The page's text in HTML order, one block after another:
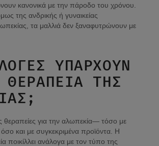
κανονικά με την πάροδο του χρόνου.
της ανδρικής ή γυναικείας
τα μαλλιά δεν ξαναφυτρώνουν με
ΥΠΆΡΧΟΥΝ
ΤΗΣ
θεραπείες για την αλωπεκία— τόσο με
όσο και με συγκεκριμένα προϊόντα. Η
ποικίλλει ανάλογα με τον τύπο της